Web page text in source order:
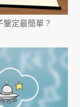
定最簡單？